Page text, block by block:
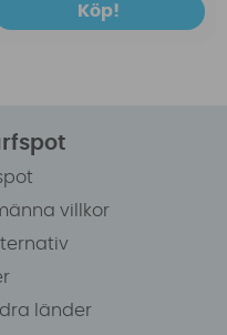
Köp!
villkor
länder